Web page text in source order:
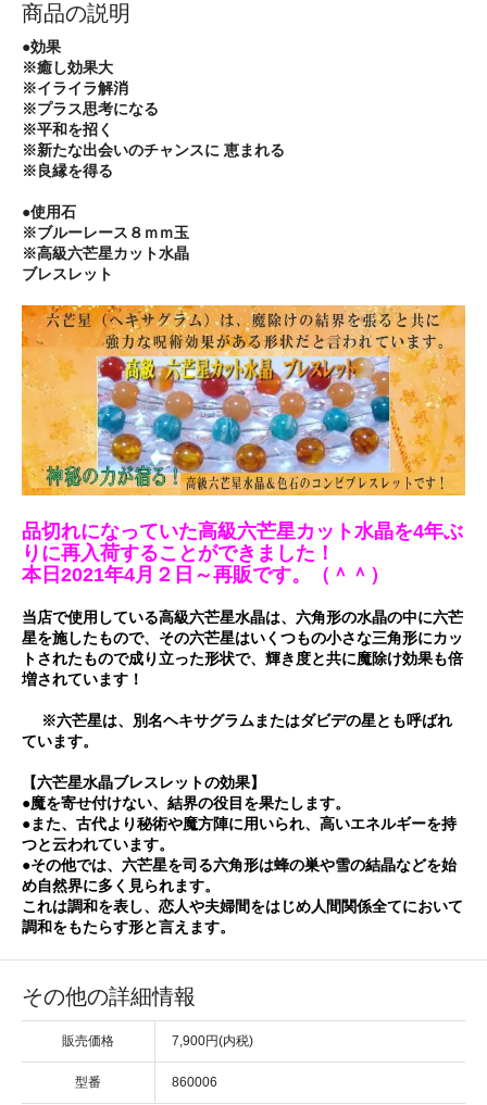
商品の説明
●効果
※癒し効果大
※イライラ解消
※プラス思考になる
※平和を招く
※新たな出会いのチャンスに 恵まれる
※良縁を得る
●使用石
※ブルーレース８ｍｍ玉
※高級六芒星カット水晶
ブレスレット
品切れになっていた高級六芒星カット水晶を4年ぶ
りに再入荷することができました！
本日2021年4月２日～再販です。（＾＾）
当店で使用している高級六芒星水晶は、六角形の水晶の中に六芒
星を施したもので、その六芒星はいくつもの小さな三角形にカッ
トされたもので成り立った形状で、輝き度と共に魔除け効果も倍
増されています！
※六芒星は、別名ヘキサグラムまたはダビデの星とも呼ばれ
ています。
【六芒星水晶ブレスレットの効果】
●魔を寄せ付けない、結界の役目を果たします。
●また、古代より秘術や魔方陣に用いられ、高いエネルギーを持
つと云われています。
●その他では、六芒星を司る六角形は蜂の巣や雪の結晶などを始
め自然界に多く見られます。
これは調和を表し、恋人や夫婦間をはじめ人間関係全てにおいて
調和をもたらす形と言えます。
その他の詳細情報
販売価格 7,900円(内税)
型番 860006